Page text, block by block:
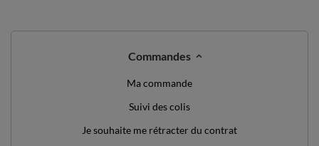
Commandes
Ma commande
Suivi des colis
Je souhaite me rétracter du contrat